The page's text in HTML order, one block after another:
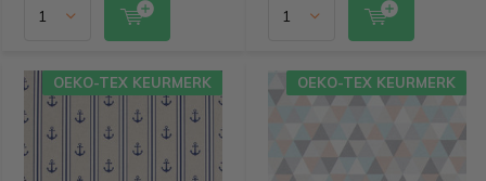
OEKO-TEX KEURMERK OEKO-TEX KEURMERK